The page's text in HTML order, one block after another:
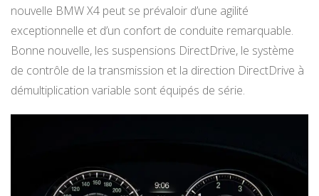
nouvelle BMW X4 peut se prévaloir d’une agilité
exceptionnelle et d’un confort de conduite remarquable.
Bonne nouvelle, les suspensions DirectDrive, le système
de contrôle de la transmission et la direction DirectDrive à
démultiplication variable sont équipés de série.